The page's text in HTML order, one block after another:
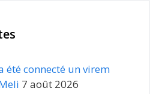
été connecté un virem
7 août 2026